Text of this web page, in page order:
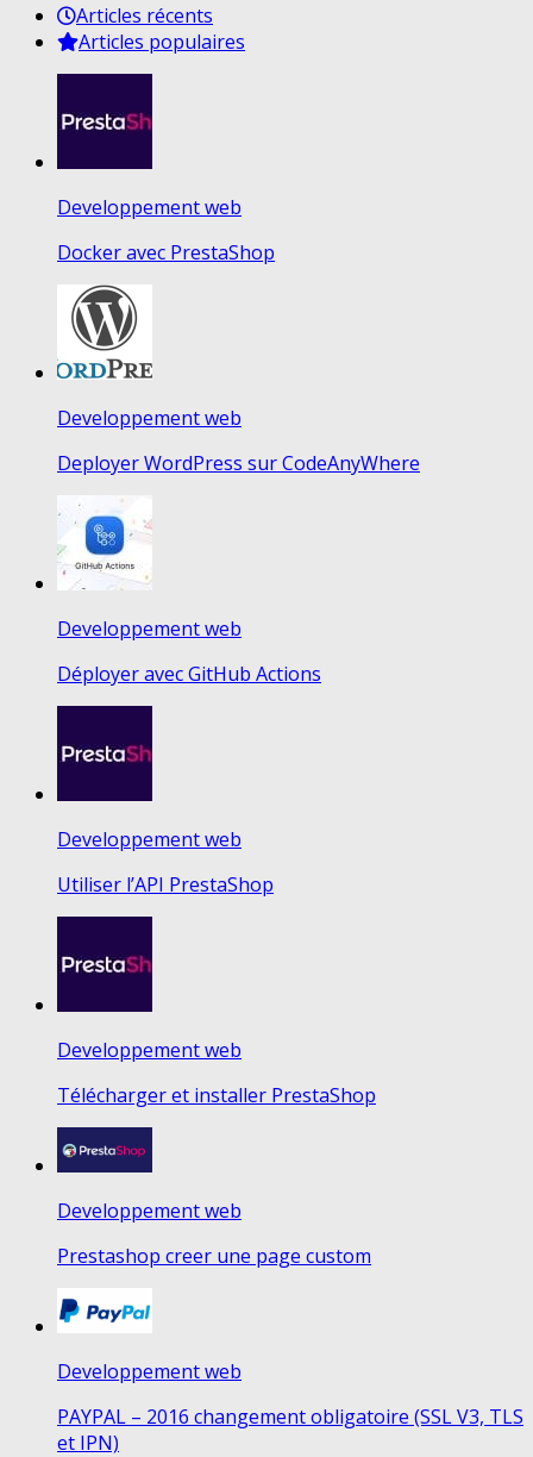
Articles récents
Articles populaires
Developpement web
Docker avec PrestaShop
Developpement web
Deployer WordPress sur CodeAnyWhere
Developpement web
Déployer avec GitHub Actions
Developpement web
Utiliser l’API PrestaShop
Developpement web
Télécharger et installer PrestaShop
Developpement web
Prestashop creer une page custom
Developpement web
PAYPAL – 2016 changement obligatoire (SSL V3, TLS
et IPN)